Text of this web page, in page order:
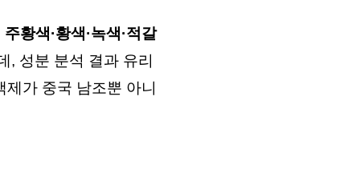
주황색·황색·녹색·적갈
, 성분 분석 결과 유리
가 중국 남조뿐 아니